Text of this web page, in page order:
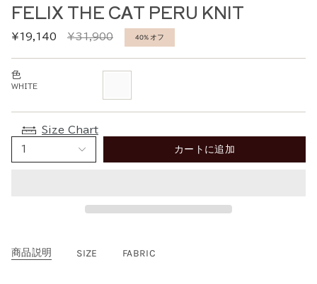
FELIX THE CAT PERU KNIT
¥19,140
通
¥31,900 40% オフ
色
WHITE
Size Chart
1
カートに追加
商品説明 SIZE FABRIC